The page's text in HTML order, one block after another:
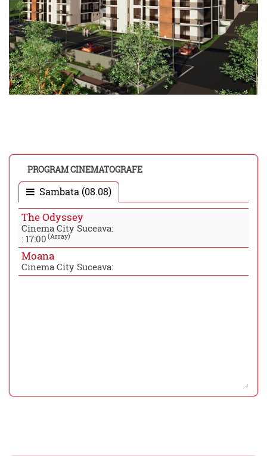
PROGRAM CINEMATOGRAFE
Sambata (08.08)
The Odyssey
Cinema City Suceava:
: 17:00 (Array)
Moana
Cinema City Suceava: